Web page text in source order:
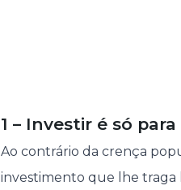
1 – Investir é só
Ao contrário da crença
investimento que lhe traga